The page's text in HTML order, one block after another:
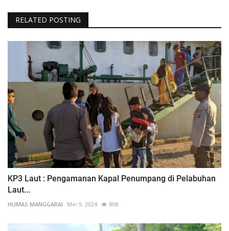
RELATED POSTING
KP3 Laut : Pengamanan Kapal Penumpang di Pelabuhan
Laut...
HUMAS MANGGARAI Mei 9, 2024 808